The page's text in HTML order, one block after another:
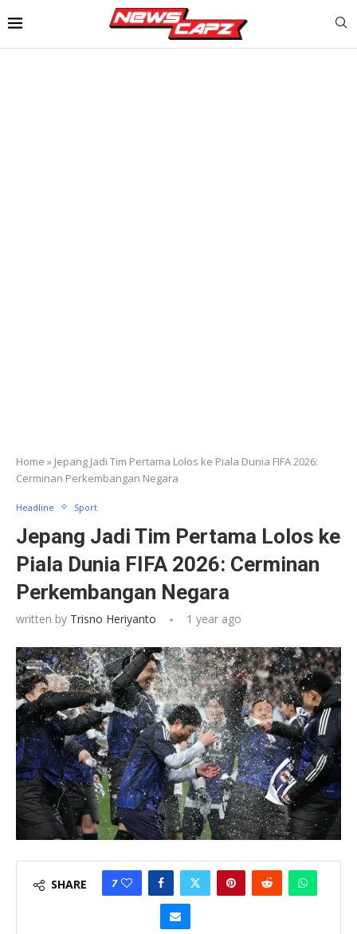
Home » Jepang Jadi Tim Pertama Lolos ke Piala Dunia FIFA 2026:
Cerminan Perkembangan Negara
Headline Sport
Jepang Jadi Tim Pertama Lolos ke
Piala Dunia FIFA 2026: Cerminan
Perkembangan Negara
written by Trisno Heriyanto 1 year ago
SHARE 7